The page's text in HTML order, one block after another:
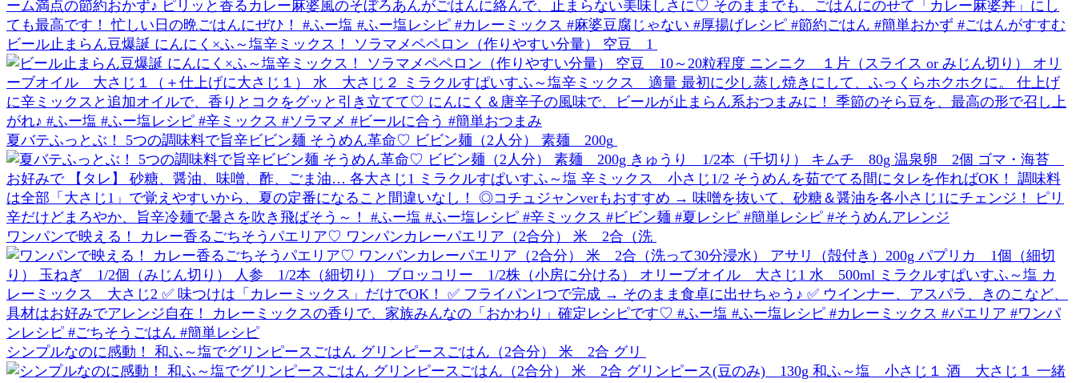
ビール止まらん豆爆誕 にんにく×ふ～塩辛ミックス！ ソラマメペペロン（作りやすい分量） 空豆 1
夏バテふっとぶ！ 5つの調味料で旨辛ビビン麺 そうめん革命♡ ビビン麺（2人分） 素麺 200g
ワンパンで映える！ カレー香るごちそうパエリア♡ ワンパンカレーパエリア（2合分） 米 2合（洗
シンプルなのに感動！ 和ふ～塩でグリンピースごはん グリンピースごはん（2合分） 米 2合 グリ